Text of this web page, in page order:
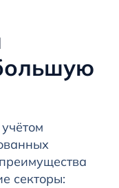
секторы: